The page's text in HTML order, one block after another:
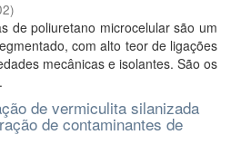
)
de poliuretano microcelular são um
com alto teor de ligações
mecânicas e isolantes. São os
de vermiculita silanizada
de contaminantes de